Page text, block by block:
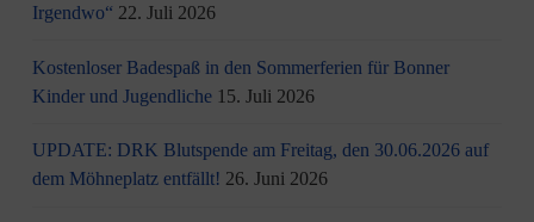
Irgendwo“ 22. Juli 2026
Kostenloser Badespaß in den Sommerferien für Bonner
Kinder und Jugendliche 15. Juli 2026
UPDATE: DRK Blutspende am Freitag, den 30.06.2026 auf
dem Möhneplatz entfällt! 26. Juni 2026